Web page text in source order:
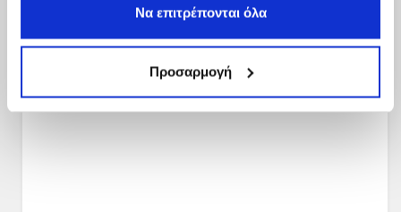
Να επιτρέπονται όλα
Προσαρμογή